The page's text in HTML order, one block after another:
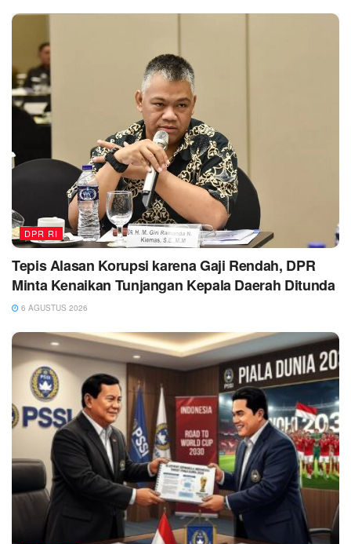
DPR RI
Tepis Alasan Korupsi karena Gaji Rendah, DPR
Minta Kenaikan Tunjangan Kepala Daerah Ditunda
6 AGUSTUS 2026